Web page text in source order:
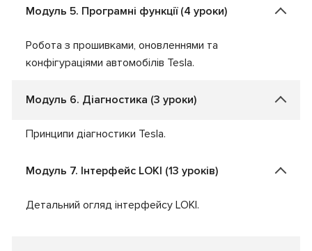
Модуль 5. Програмні функції (4 уроки)
Робота з прошивками, оновленнями та
конфігураціями автомобілів Tesla.
Модуль 6. Діагностика (3 уроки)
Принципи діагностики Tesla.
Модуль 7. Інтерфейс LOKI (13 уроків)
Детальний огляд інтерфейсу LOKI.